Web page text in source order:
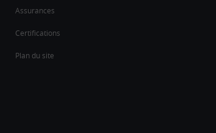
Assurances
Certifications
Plan du site